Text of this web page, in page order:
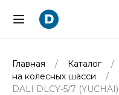
Главная Каталог
на колесных шасси
DALI DLCY-5/7 (YUCHAI)